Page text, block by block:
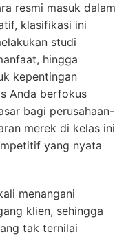
resmi masuk dalam
klasifikasi ini
studi
hingga
kepentingan
Anda berfokus
bagi perusahaan-
merek di kelas ini
yang nyata
menangani
klien, sehingga
tak ternilai